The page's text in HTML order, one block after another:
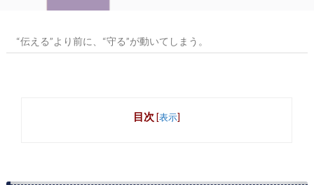
“伝える”より前に、“守る”が動いてしまう。
目次 [表示]